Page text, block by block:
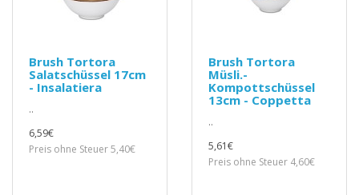
Brush Tortora
Salatschüssel 17cm
- Insalatiera
..
6,59€
Preis ohne Steuer 5,40€
Brush Tortora
Müsli.-
Kompottschüssel
13cm - Coppetta
..
5,61€
Preis ohne Steuer 4,60€